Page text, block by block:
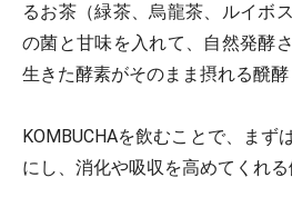
るお茶（緑茶、烏龍茶、ルイボ
の菌と甘味を入れて、自然発酵
生きた酵素がそのまま摂れる醗酵
KOMBUCHAを飲むことで、まず
にし、消化や吸収を高めてくれる